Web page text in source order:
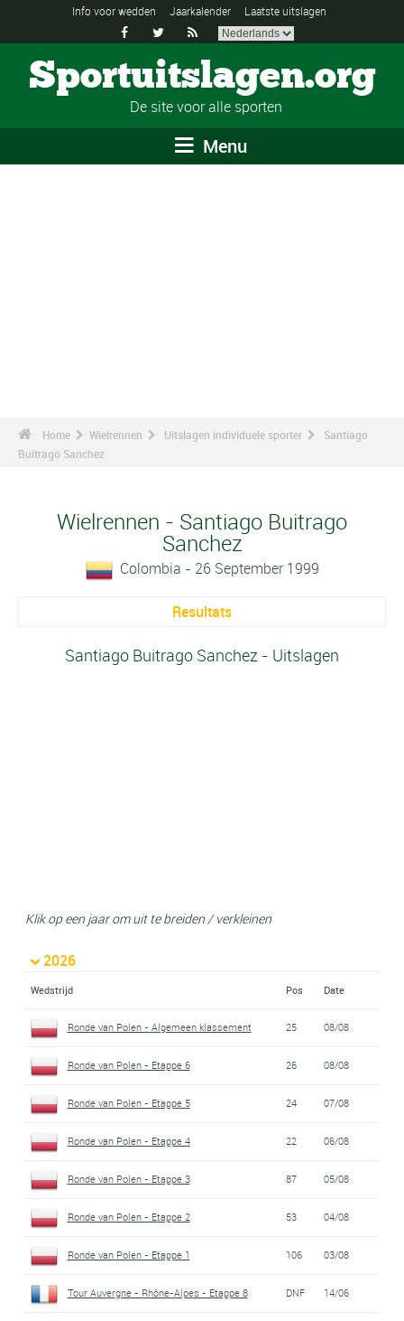
Info voor wedden Jaarkalender Laatste uitslagen
  
Sportuitslagen.org
De site voor alle sporten
Menu
Home Wielrennen Uitslagen individuele sporter
Santiago
Buitrago Sanchez
Wielrennen - Santiago Buitrago
Sanchez
Colombia - 26 September 1999
Resultats
Santiago Buitrago Sanchez - Uitslagen
Klik op een jaar om uit te breiden / verkleinen
2026
Wedstrijd Pos Date
Ronde van Polen - Algemeen klassement 25 08/08
Ronde van Polen - Etappe 6 26 08/08
Ronde van Polen - Etappe 5 24 07/08
Ronde van Polen - Etappe 4 22 06/08
Ronde van Polen - Etappe 3 87 05/08
Ronde van Polen - Etappe 2 53 04/08
Ronde van Polen - Etappe 1 106 03/08
Tour Auvergne - Rhône-Alpes - Etappe 8 DNF 14/06